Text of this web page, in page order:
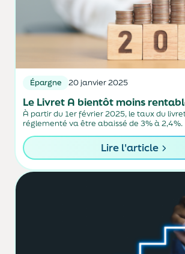
Épargne 20 janvier 2025
Le Livret A bientôt moins
À partir du 1er février 2025, le taux du
réglementé va être abaissé de 3% à 2,4%.
Lire l'article